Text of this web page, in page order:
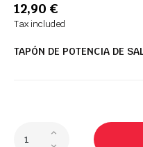
12,90 €
Tax included
TAPÓN DE POTENCIA DE